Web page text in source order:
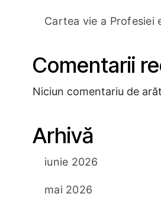
Cartea vie a Profesiei
Comentarii
Niciun comentariu de
Arhivă
iunie 2026
mai 2026